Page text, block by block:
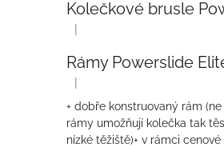
Hodnocení produktu je 5 z
|
Hodnocení produktu je 4 z
|
+ dobře konstruovaný rám
rámy umožňují kolečka tak
nízké těžiště)+ v rámci